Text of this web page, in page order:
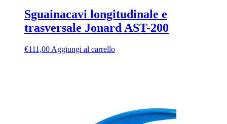
Sguainacavi longitudinale e
trasversale Jonard AST-200
€111,00 Aggiungi al carrello